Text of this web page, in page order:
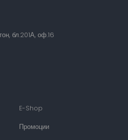
бл.201А, оф.16
E-Shop
Промоции